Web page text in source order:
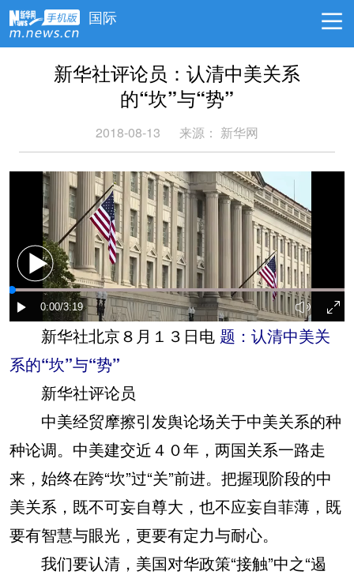
国际
新华社评论员：认清中美关系
的“坎”与“势”
2018-08-13 来源： 新华网
新华社北京８月１３日电 题：认清中美关
系的“坎”与“势”
新华社评论员
中美经贸摩擦引发舆论场关于中美关系的种
种论调。中美建交近４０年，两国关系一路走
来，始终在跨“坎”过“关”前进。把握现阶段的中
美关系，既不可妄自尊大，也不应妄自菲薄，既
要有智慧与眼光，更要有定力与耐心。
我们要认清，美国对华政策“接触”中之“遏